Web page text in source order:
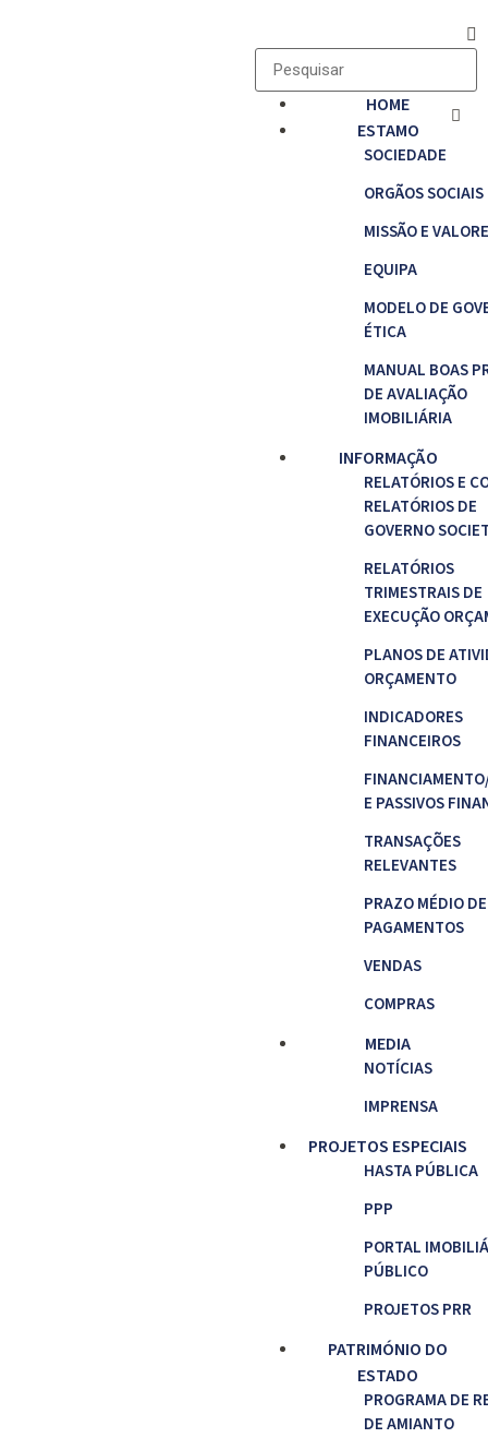
HOME
ESTAMO
SOCIEDADE
ORGÃOS SOCIAIS
MISSÃO E
EQUIPA
MODELO DE
ÉTICA
MANUAL BOAS
DE AVALIAÇÃO
IMOBILIÁRIA
INFORMAÇÃO
RELATÓRIOS E
RELATÓRIOS DE
GOVERNO
RELATÓRIOS
TRIMESTRAIS DE
EXECUÇÃO
PLANOS DE
ORÇAMENTO
INDICADORES
FINANCEIROS
E PASSIVOS
TRANSAÇÕES
RELEVANTES
PRAZO MÉDIO DE
PAGAMENTOS
VENDAS
COMPRAS
MEDIA
NOTÍCIAS
IMPRENSA
PROJETOS ESPECIAIS
HASTA PÚBLICA
PPP
PORTAL
PÚBLICO
PROJETOS PRR
PATRIMÓNIO DO
ESTADO
PROGRAMA DE
DE AMIANTO